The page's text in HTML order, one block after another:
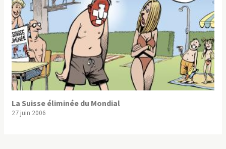
La Suisse éliminée du Mondial
27 juin 2006